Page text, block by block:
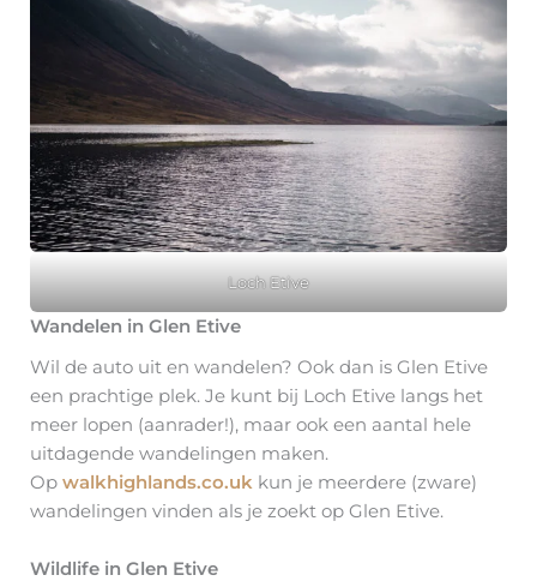
Loch Etive
Wandelen in Glen Etive
Wil de auto uit en wandelen? Ook dan is Glen Etive
een prachtige plek. Je kunt bij Loch Etive langs het
meer lopen (aanrader!), maar ook een aantal hele
uitdagende wandelingen maken.
Op walkhighlands.co.uk kun je meerdere (zware)
wandelingen vinden als je zoekt op Glen Etive.
Wildlife in Glen Etive